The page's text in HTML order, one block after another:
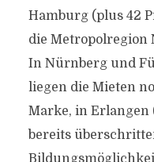
Hamburg (plus 42
die Metropolregion
In Nürnberg und
liegen die Mieten
Marke, in Erlangen
bereits